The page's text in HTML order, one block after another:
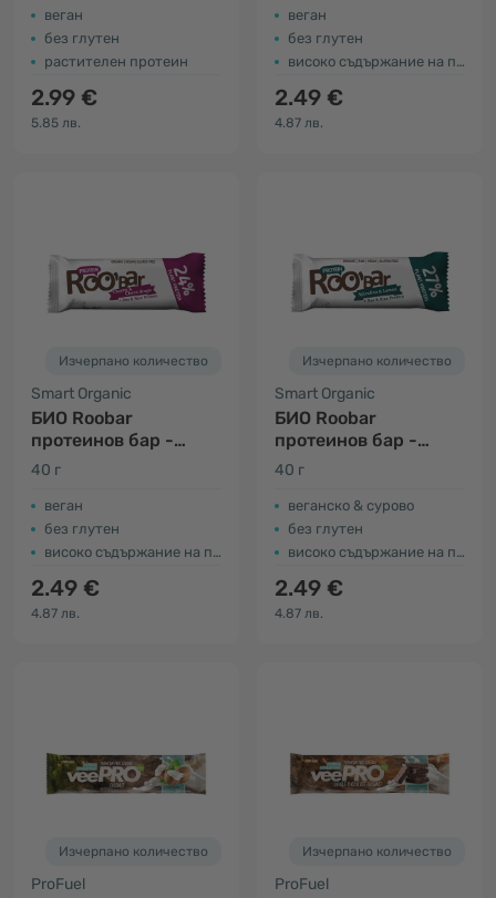
веган
без глутен
растителен протеин
2.99 €
5.85 лв.
веган
без глутен
високо съдържание на протеини
2.49 €
4.87 лв.
Изчерпано количество
Smart Organic
БИО Roobar
протеинов бар -
череша & шоколад
40 г
веган
без глутен
високо съдържание на протеини
2.49 €
4.87 лв.
Изчерпано количество
Smart Organic
БИО Roobar
протеинов бар -
спирулина & лимон
40 г
веганско & сурово
без глутен
високо съдържание на протеини
2.49 €
4.87 лв.
Изчерпано количество
ProFuel
Изчерпано количество
ProFuel